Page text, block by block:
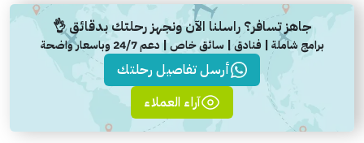
جاهز تسافر؟ راسلنا الآن ونجهز رحلتك بدقائق 👌
برامج شاملة | فنادق | سائق خاص | دعم 24/7 وباسعار واضحة
أرسل تفاصيل رحلتك
آراء العملاء